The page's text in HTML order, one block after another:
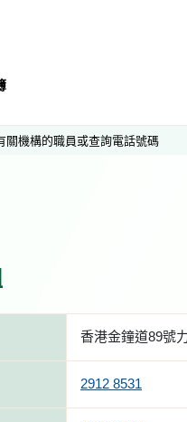
關機構的職員或查詢電話號碼
香港金鐘道89號
2912 8531